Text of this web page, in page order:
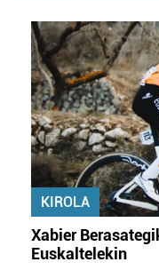
KIROLA
Xabier
Euskaltelekin